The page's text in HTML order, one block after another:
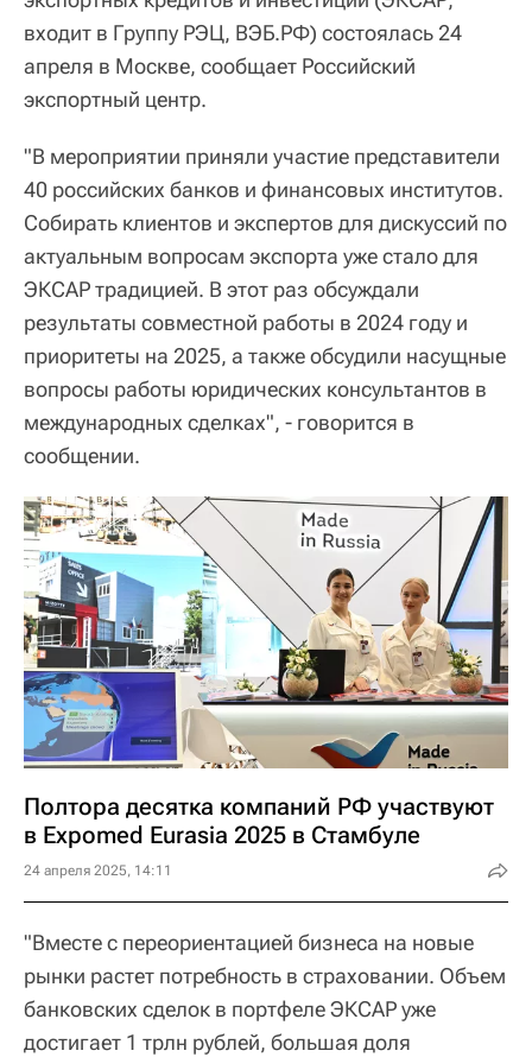
входит в Группу РЭЦ, ВЭБ.РФ) состоялась 24
апреля в Москве, сообщает Российский
экспортный центр.
"В мероприятии приняли участие представители
40 российских банков и финансовых институтов.
Собирать клиентов и экспертов для дискуссий по
актуальным вопросам экспорта уже стало для
ЭКСАР традицией. В этот раз обсуждали
результаты совместной работы в 2024 году и
приоритеты на 2025, а также обсудили насущные
вопросы работы юридических консультантов в
международных сделках", - говорится в
сообщении.
Полтора десятка компаний РФ участвуют
в Expomed Eurasia 2025 в Стамбуле
24 апреля 2025, 14:11
"Вместе с переориентацией бизнеса на новые
рынки растет потребность в страховании. Объем
банковских сделок в портфеле ЭКСАР уже
достигает 1 трлн рублей, большая доля